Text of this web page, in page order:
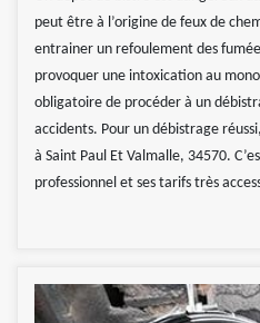
peut être à l’origine de feux de
entrainer un refoulement des
provoquer une intoxication au
obligatoire de procéder à un
accidents. Pour un débistrage
à Saint Paul Et Valmalle, 34570.
professionnel et ses tarifs très